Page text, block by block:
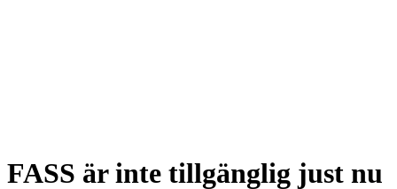
FASS är inte tillgänglig just nu